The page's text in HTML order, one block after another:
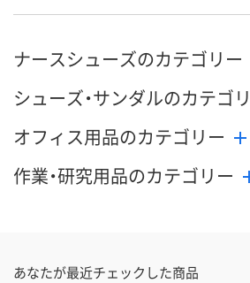
ナースシューズのカテゴリー
シューズ・サンダルのカテゴ
オフィス用品のカテゴリー
作業・研究用品のカテゴリー
あなたが最近チェックした商品